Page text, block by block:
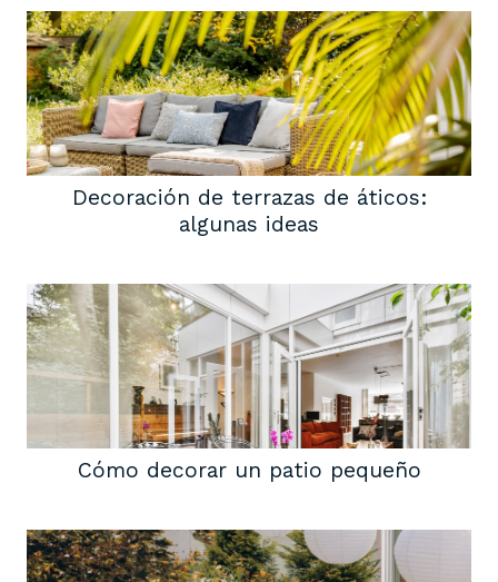
Decoración de terrazas de áticos:
algunas ideas
Cómo decorar un patio pequeño